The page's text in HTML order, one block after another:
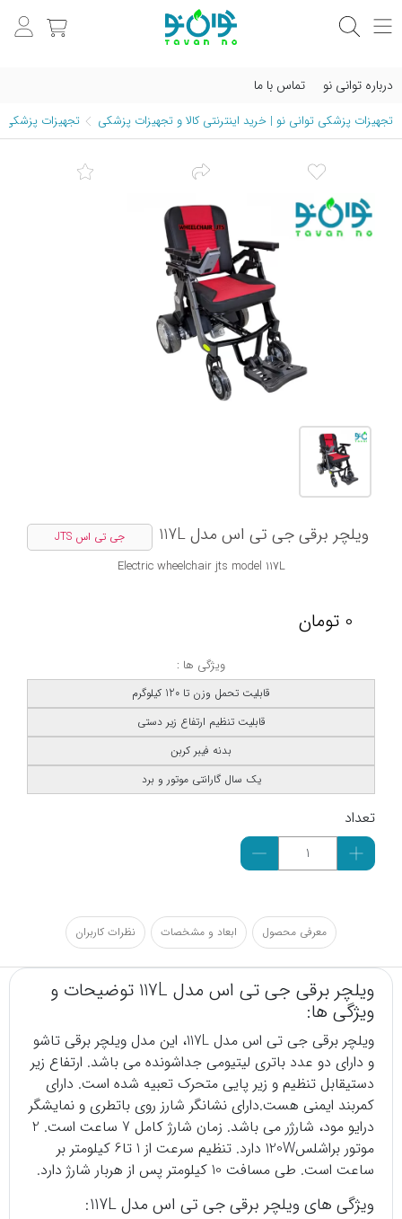
درباره توانی نو تماس با ما
تجهیزات پزشکی توانی نو | خرید اینترنتی کالا و تجهیزات پزشکی تجهیزات پزشکی
جی تی اس JTS ویلچر برقی جی تی اس مدل 117L
Electric wheelchair jts model 117L
0 تومان
ویژگی ها :
قابلیت تحمل وزن تا 120 کیلوگرم
قابلیت تنظیم ارتفاع زیر دستی
بدنه فیبر کربن
یک سال گارانتی موتور و برد
تعداد
معرفی محصول ابعاد و مشخصات نظرات کاربران
ویلچر برقی جی تی اس مدل 117L توضیحات و
ویژگی ها:
ویلچر برقی
جی تی اس مدل 117L، این مدل ویلچر برقی تاشو
و دارای دو عدد باتری لیتیومی جداشونده می باشد. ارتفاع زیر
دستیقابل تنظیم و زیر پایی متحرک تعبیه شده است. دارای
کمربند ایمنی هست.دارای نشانگر شارز روی باتطری و نمایشگر
درایو مود، شارژر می باشد. زمان شارژ کامل 7 ساعت است. 2
موتور براشلس120W دارد. تنظیم سرعت از 1 تا6 کیلومتر بر
ساعت است. طی مسافت 10 کیلومتر پس از هربار شارژ دارد.
ویژگی های ویلچر برقی جی تی اس مدل 117L: